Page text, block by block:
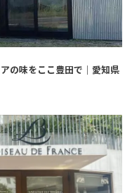
の味をここ豊田で｜愛知県